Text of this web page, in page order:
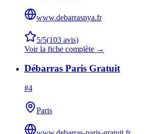
www.debarrasnya.fr
5/5(103 avis)
Voir la fiche complète →
Débarras Paris Gratuit
#4
Paris